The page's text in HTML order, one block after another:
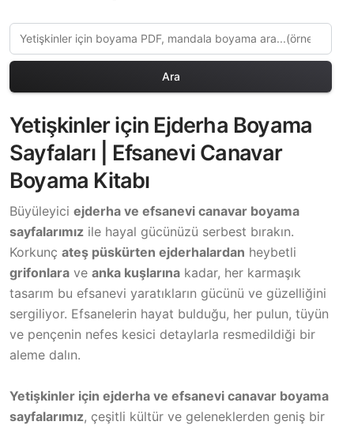
Ara
Yetişkinler için Ejderha Boyama
Sayfaları | Efsanevi Canavar
Boyama Kitabı
Büyüleyici ejderha ve efsanevi canavar boyama
sayfalarımız ile hayal gücünüzü serbest bırakın.
Korkunç ateş püskürten ejderhalardan heybetli
grifonlara ve anka kuşlarına kadar, her karmaşık
tasarım bu efsanevi yaratıkların gücünü ve güzelliğini
sergiliyor. Efsanelerin hayat bulduğu, her pulun, tüyün
ve pençenin nefes kesici detaylarla resmedildiği bir
aleme dalın.
Yetişkinler için ejderha ve efsanevi canavar boyama
sayfalarımız, çeşitli kültür ve geleneklerden geniş bir